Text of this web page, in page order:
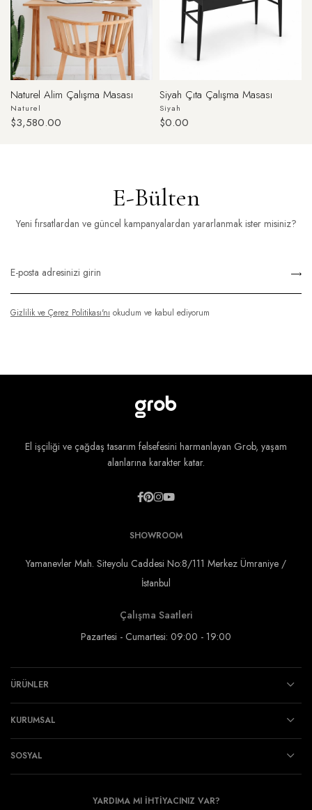
Naturel Alim Çalışma Masası
Naturel
$3,580.00
Siyah Çıta Çalışma Masası
Siyah
$0.00
E-Bülten
Yeni fırsatlardan ve güncel kampanyalardan yararlanmak ister misiniz?
Gizlilik ve Çerez Politikası'nı okudum ve kabul ediyorum
El işçiliği ve çağdaş tasarım felsefesini harmanlayan Grob, yaşam
alanlarına karakter katar.
SHOWROOM
Yamanevler Mah. Siteyolu Caddesi No:8/111 Merkez Ümraniye /
İstanbul
Çalışma Saatleri
Pazartesi - Cumartesi: 09:00 - 19:00
ÜRÜNLER
KURUMSAL
SOSYAL
YARDIMA MI İHTİYACINIZ VAR?